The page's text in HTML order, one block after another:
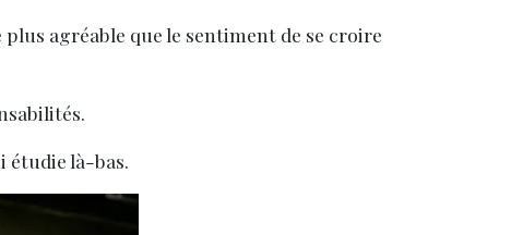
plus agréable que le sentiment de se croire
étudie là-bas.